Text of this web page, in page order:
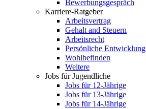
Bewerbungsgespräch
Karriere-Ratgeber
Arbeitsvertrag
Gehalt and Steuern
Arbeitsrecht
Persönliche Entwicklung
Wohlbefinden
Weitere
Jobs für Jugendliche
Jobs für 12-Jährige
Jobs für 13-Jährige
Jobs für 14-Jährige